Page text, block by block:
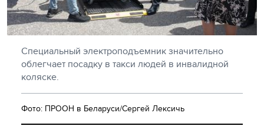
Специальный электроподъемник значительно
облегчает посадку в такси людей в инвалидной
коляске.
Фото: ПРООН в Беларуси/Сергей Лексичь